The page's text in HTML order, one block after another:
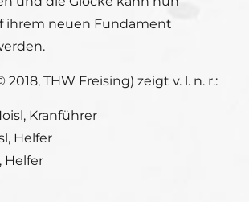
ihrem neuen Fundament
THW Freising) zeigt v. l. n. r.:
Kranführer
Helfer
Helfer